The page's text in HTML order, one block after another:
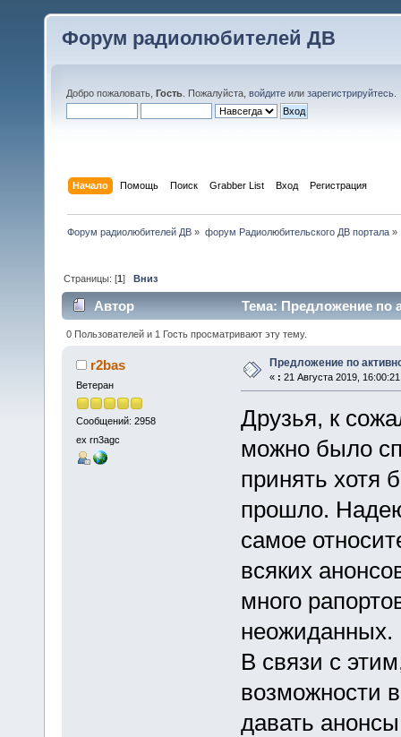
Форум радиолюбителей ДВ
Добро пожаловать, Гость . Пожалуйста, войдите или зарегистрируйтесь
Начало Помощь Поиск Grabber List Вход Регистрация
Форум радиолюбителей ДВ » форум Радиолюбительского ДВ портала»
Страницы: [1]Вниз
Автор Тема: Предложение по
0 Пользователей и 1 Гость просматривают эту тему.
r2bas
Ветеран
Сообщений: 2958
ex rn3agc
Предложение по
« : 21 Августа 2019,
Друзья, к
можно было
принять хотя
прошло.
самое
всяких
много
неожиданных.
В связи с
возможности
давать